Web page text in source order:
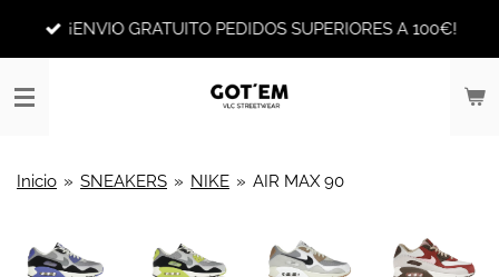
principal
¡ENVIO GRATUITO PEDIDOS SUPERIORES A 100€!
Inicio » SNEAKERS » NIKE » AIR MAX 90